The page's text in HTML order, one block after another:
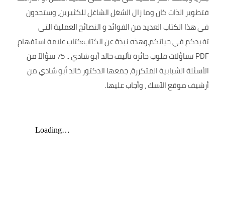
فتطوير الذات كان وما زال الشغل الشاغل للكثيرين، وستجدون
في هذا الكتاب العديد من الفوائد و النصائح العملية التي
تفيدكم في حياتكم،وهذه نبذة عن الكتاب:كتاب علامة استفهام
PDF تساؤلات قلوب حائرة تأليف خالد أبو شادي .. 75 سؤالاً من
الأسئلة الشبابية المتكررة، جمعها الدكتور خالد أبو شادي من
أرشيف موقع الآسك ، وأجاب عليها.